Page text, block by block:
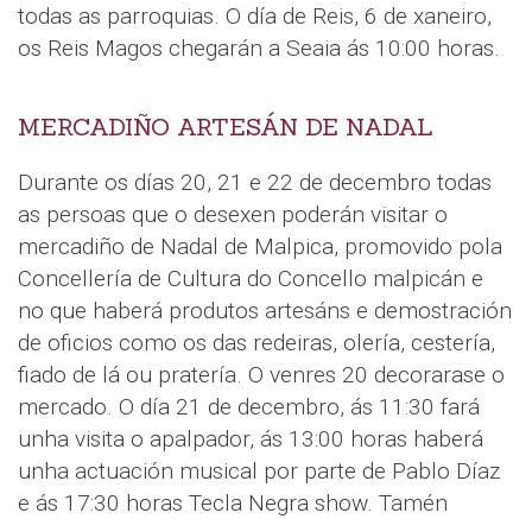
todas as parroquias. O día de Reis, 6 de xaneiro,
os Reis Magos chegarán a Seaia ás 10:00 horas.
MERCADIÑO ARTESÁN DE NADAL
Durante os días 20, 21 e 22 de decembro todas
as persoas que o desexen poderán visitar o
mercadiño de Nadal de Malpica, promovido pola
Concellería de Cultura do Concello malpicán e
no que haberá produtos artesáns e demostración
de oficios como os das redeiras, olería, cestería,
fiado de lá ou pratería. O venres 20 decorarase o
mercado. O día 21 de decembro, ás 11:30 fará
unha visita o apalpador, ás 13:00 horas haberá
unha actuación musical por parte de Pablo Díaz
e ás 17:30 horas Tecla Negra show. Tamén